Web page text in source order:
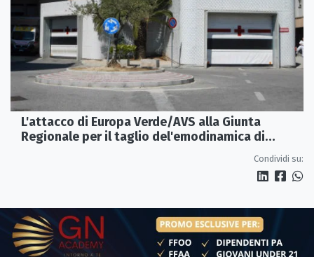
L'attacco di Europa Verde/AVS alla Giunta
Regionale per il taglio del'emodinamica di
Condividi su: